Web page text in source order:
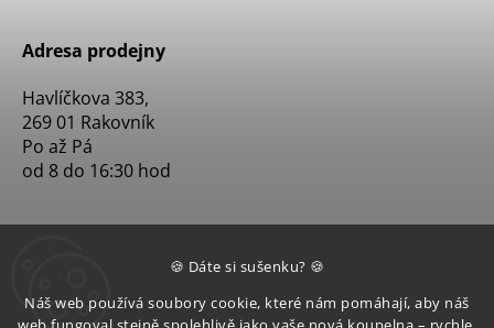
🍪 Dáte si sušenku? 🍪
Náš web používá soubory cookie, které nám pomáhají, aby náš
Adresa prodejny
Havlíčkova 383,
269 01 Rakovník
Po až Pá
od 8 do 16:30 hod